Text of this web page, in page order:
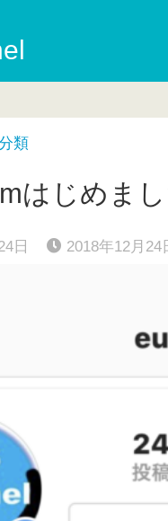
類
はじめま
日 2018年12月24